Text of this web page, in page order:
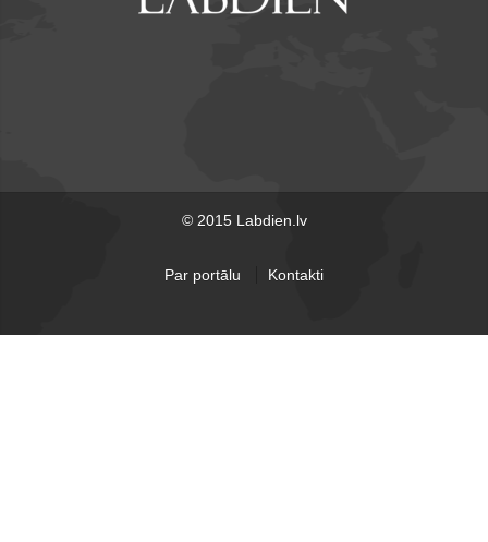
© 2015 Labdien.lv
Par portālu Kontakti